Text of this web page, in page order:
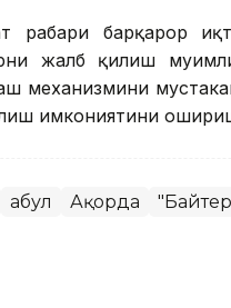
раҳбари барқарор
жалб қилиш
механизмини
имкониятини
Қабул Ақорда